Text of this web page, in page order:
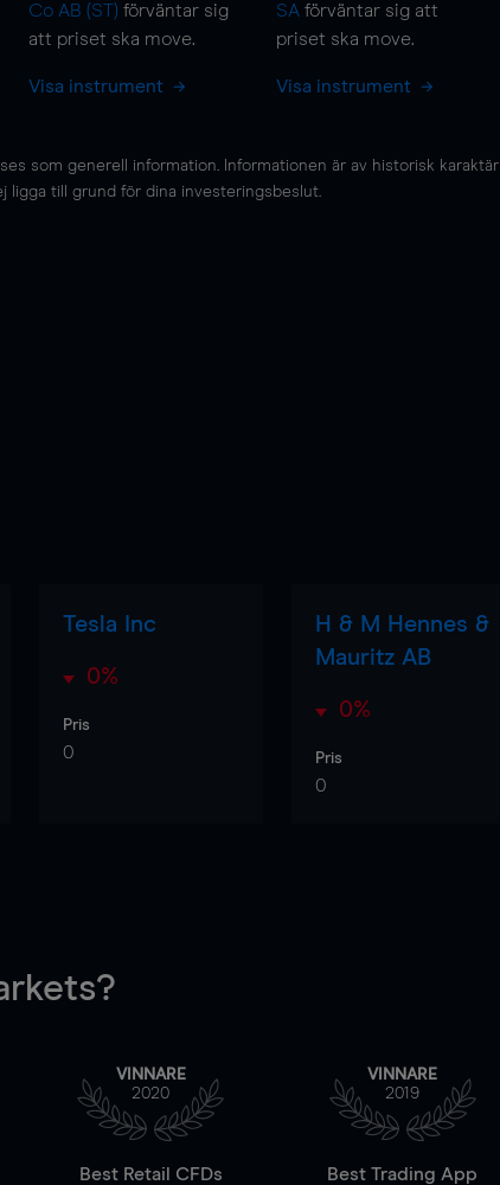
Co AB (ST) förväntar sig
att priset ska move.
Visa instrument
SA förväntar sig att
priset ska move.
Visa instrument
som generell information. Informationen är av historisk karaktär
ligga till grund för dina investeringsbeslut.
Tesla Inc
0%
Pris
0
H & M Hennes &
Mauritz AB
0%
Pris
0
VINNARE
2020
Best Retail CFDs
VINNARE
2019
Best Trading App